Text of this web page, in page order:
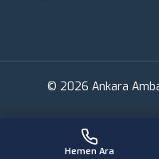
© 2026 Ankara
Hemen Ara